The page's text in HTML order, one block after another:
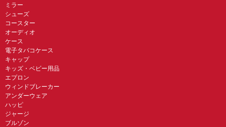
ミラー
シューズ
コースター
オーディオ
ケース
電子タバコケース
キャップ
キッズ・ベビー用品
エプロン
ウィンドブレーカー
アンダーウェア
ハッピ
ジャージ
ブルゾン